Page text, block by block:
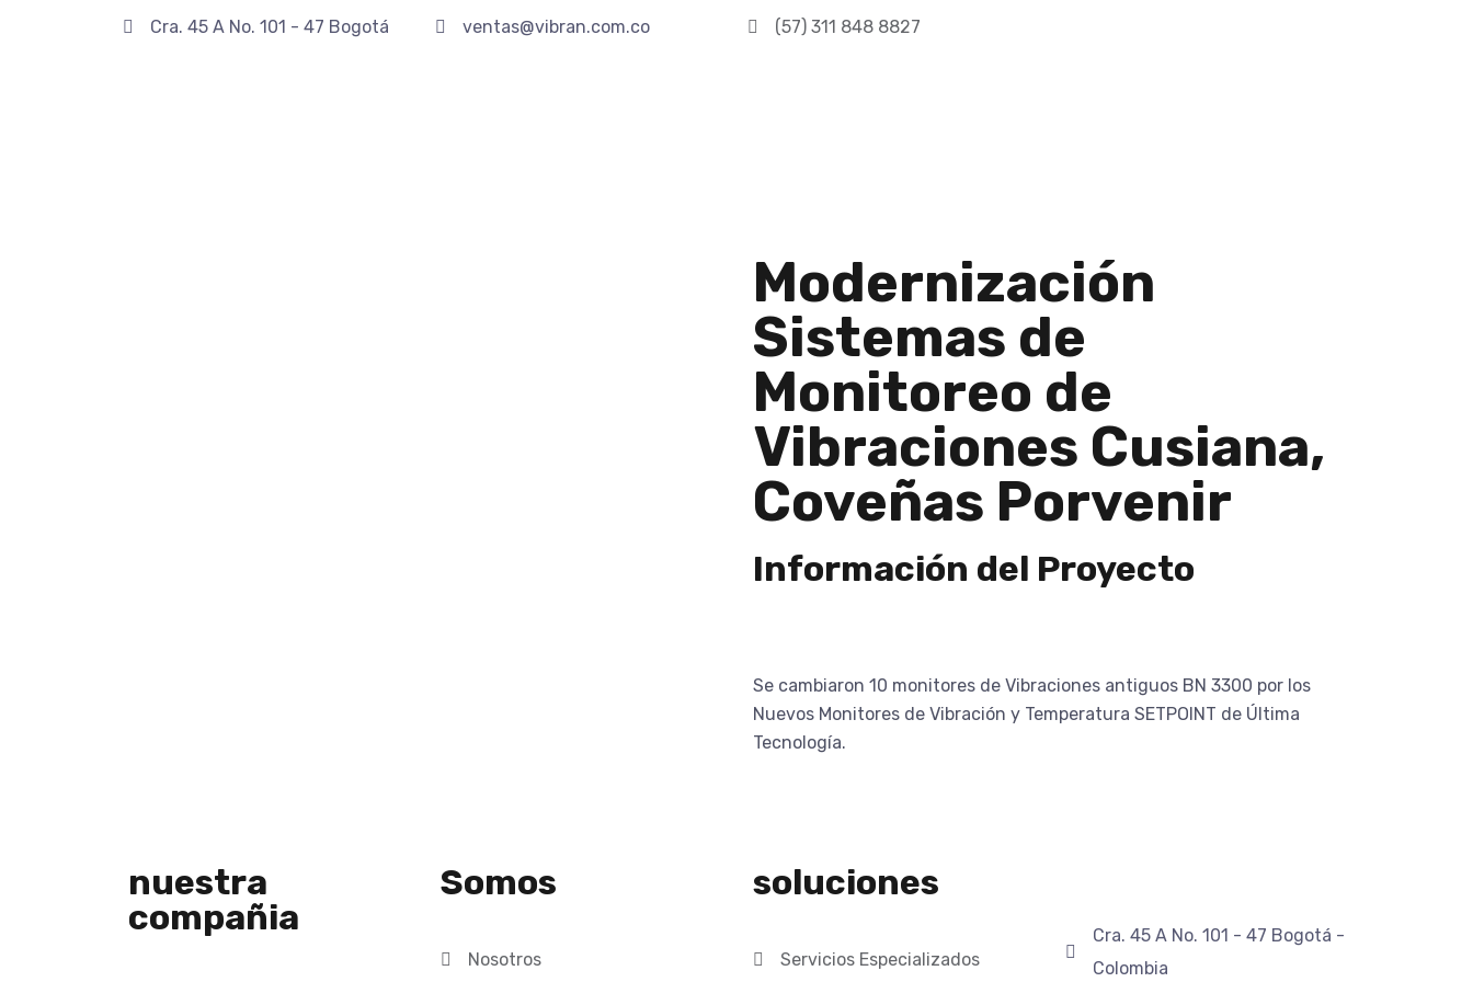
Cra. 45 A No. 101 - 47 Bogotá ventas@vibran.com.co (57) 311 848 8827
Modernización
Sistemas de
Monitoreo de
Vibraciones Cusiana,
Coveñas Porvenir
Información del Proyecto
Se cambiaron 10 monitores de Vibraciones antiguos BN 3300 por los
Nuevos Monitores de Vibración y Temperatura SETPOINT de Última
Tecnologí­a.
nuestra
compañia
Somos
Nosotros
soluciones
Servicios Especializados
Cra. 45 A No. 101 - 47 Bogotá -
Colombia